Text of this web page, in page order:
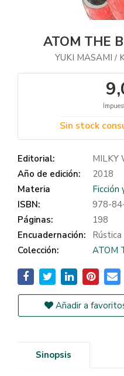
ATOM THE
YUKI MASAMI /
Sin stock
Editorial:
MILKY
Año de edición:
2018
Materia
Ficción
ISBN:
978-
Páginas:
198
Encuadernación:
Rústica
Colección:
ATOM
Añadir a
Sinopsis